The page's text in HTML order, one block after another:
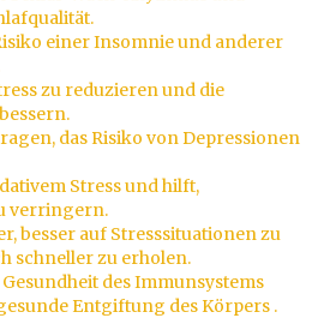
einer Insomnie und anderer
zu reduzieren und die
das Risiko von Depressionen
Stress und hilft,
verringern.
besser auf Stresssituationen zu
schneller zu erholen.
des Immunsystems
Entgiftung des Körpers .